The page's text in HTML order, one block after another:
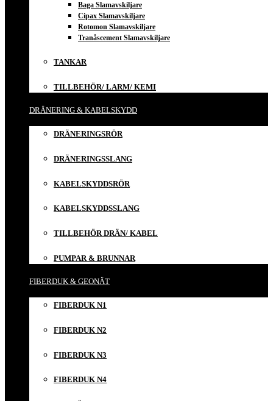
Baga Slamavskiljare
Cipax Slamavskiljare
Rotomon Slamavskiljare
Tranåscement Slamavskiljare
TANKAR
TILLBEHÖR/ LARM/ KEMI
DRÄNERING & KABELSKYDD
DRÄNERINGSRÖR
DRÄNERINGSSLANG
KABELSKYDDSRÖR
KABELSKYDDSSLANG
TILLBEHÖR DRÄN/ KABEL
PUMPAR & BRUNNAR
FIBERDUK & GEONÄT
FIBERDUK N1
FIBERDUK N2
FIBERDUK N3
FIBERDUK N4